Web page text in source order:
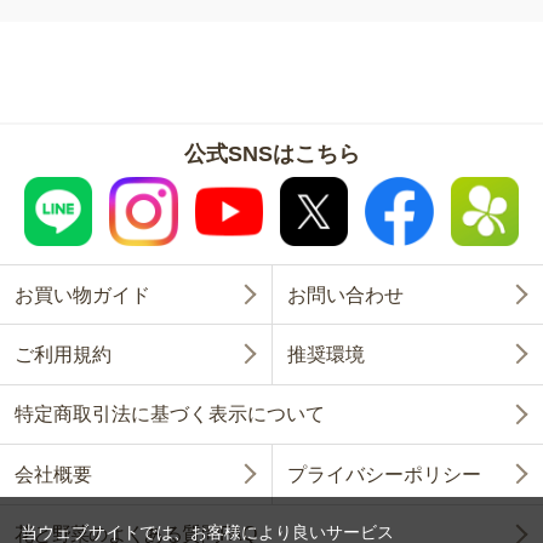
公式SNSはこちら
お買い物ガイド お問い合わせ
ご利用規約 推奨環境
特定商取引法に基づく表示について
会社概要 プライバシーポリシー
花と野菜のよくある質問FAQ
当ウェブサイトでは、お客様により良いサービス